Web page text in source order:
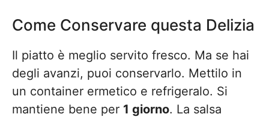
Come Conservare questa Delizia
Il piatto è meglio servito fresco. Ma se hai
degli avanzi, puoi conservarlo. Mettilo in
un container ermetico e refrigeralo. Si
mantiene bene per 1 giorno. La salsa